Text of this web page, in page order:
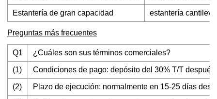
Estantería de gran capacidad estantería
Preguntas más frecuentes
Q1 ¿Cuáles son sus términos comerciales?
(1) Condiciones de pago: depósito del 30% T/T
(2) Plazo de ejecución: normalmente en 15-25 días